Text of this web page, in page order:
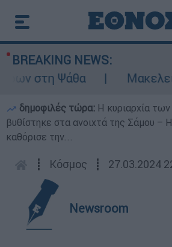
BREAKING NEWS:
στη Ψάθα
Μακελειό
δημοφιλές τώρα: Η κυριαρχία
βυθίστηκε στα ανοιχτά της Σάμου –
καθόρισε την...
┋ Κόσμος ┋ 27.03.2024
Newsroom